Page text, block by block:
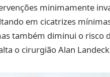
minimamente
em cicatrizes
também diminui o risco
o cirurgião Alan